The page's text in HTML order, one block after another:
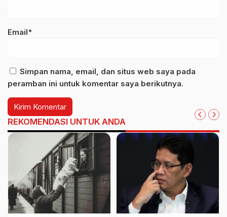
Email*
Simpan nama, email, dan situs web saya pada
peramban ini untuk komentar saya berikutnya.
REKOMENDASI UNTUK ANDA